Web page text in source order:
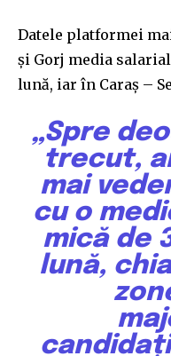
Datele platformei
și Gorj media
lună, iar în Caraș –
„Spre
trecut,
mai
cu o
mică de
lună,